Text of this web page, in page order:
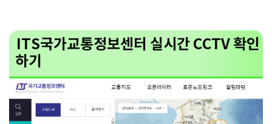
ITS국가교통정보센터 실시간 CCTV 확인
하기